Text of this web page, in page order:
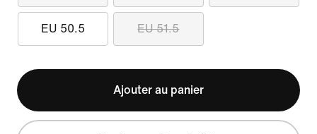
EU 50.5 EU 51.5
Ajouter au panier